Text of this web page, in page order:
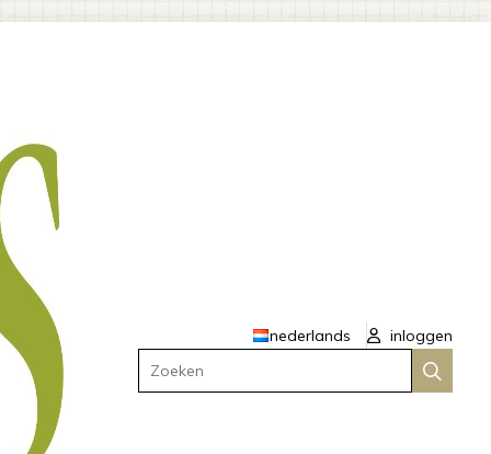
nederlands
inloggen
Zoeken